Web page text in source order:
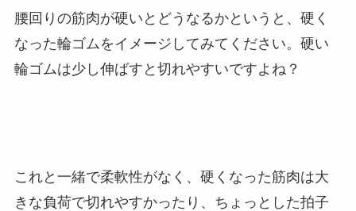
腰回りの筋肉が硬いとどうなるかというと、硬く
なった輪ゴムをイメージしてみてください。硬い
輪ゴムは少し伸ばすと切れやすいですよね？
これと一緒で柔軟性がなく、硬くなった筋肉は大
きな負荷で切れやすかったり、ちょっとした拍子